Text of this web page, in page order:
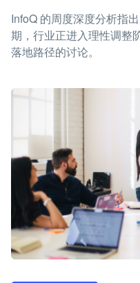
InfoQ 的周度深度分析指
期，行业正进入理性调整
落地路径的讨论。